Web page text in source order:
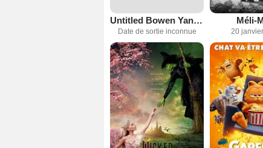
Untitled Bowen Yang & Matt Rogers Comedy
Date de sortie inconnue
Méli-
20